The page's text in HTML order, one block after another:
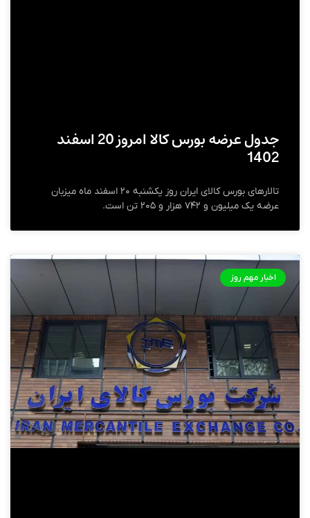
جدول عرضه بورس کالا امروز 20 اسفند
1402
تالارهای بورس کالای ایران روز یکشنبه ۲۰ اسفند ماه میزبان
عرضه یک میلیون و ۷۴۲ هزار و ۲۰۵ تن است.
اخبار مهم روز